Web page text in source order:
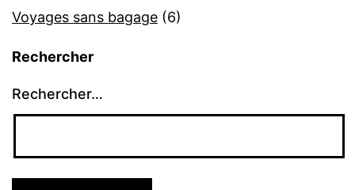
Voyages sans bagage (6)
Rechercher
Rechercher…